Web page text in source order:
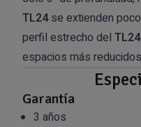
TL24se extienden
perfil estrecho del TL24
espacios más
Garantía
3 años